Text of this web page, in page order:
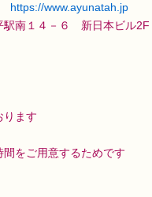
https://www.ayunatah.jp
南１４－６ 新日本ビル2F
ります
をご用意するためです